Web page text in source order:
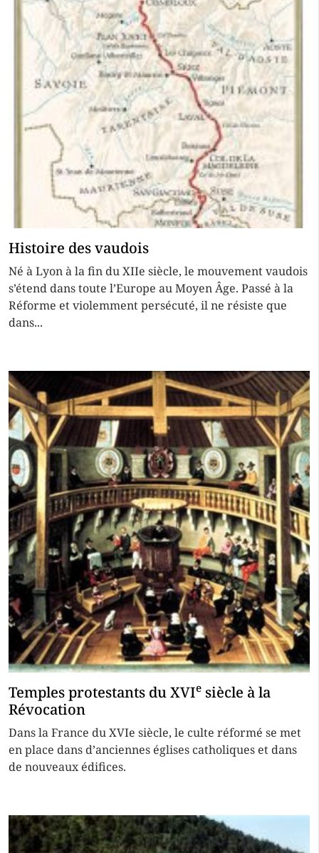
Histoire des vaudois
Né à Lyon à la fin du XIIe siècle, le mouvement vaudois
s’étend dans toute l’Europe au Moyen Âge. Passé à la
Réforme et violemment persécuté, il ne résiste que
dans...
Temples protestants du XVIe siècle à la
Révocation
Dans la France du XVIe siècle, le culte réformé se met
en place dans d’anciennes églises catholiques et dans
de nouveaux édifices.